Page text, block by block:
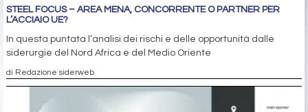
STEEL FOCUS – AREA MENA, CONCORRENTE O PARTNER PER
L’ACCIAIO UE?
In questa puntata l’analisi dei rischi e delle opportunità dalle
siderurgie del Nord Africa e del Medio Oriente
di Redazione siderweb